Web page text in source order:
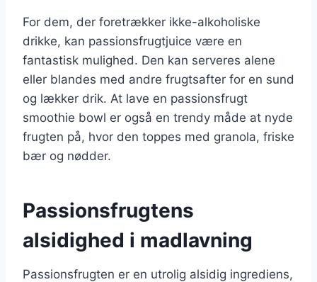
For dem, der foretrækker ikke-alkoholiske
drikke, kan passionsfrugtjuice være en
fantastisk mulighed. Den kan serveres alene
eller blandes med andre frugtsafter for en sund
og lækker drik. At lave en passionsfrugt
smoothie bowl er også en trendy måde at nyde
frugten på, hvor den toppes med granola, friske
bær og nødder.
Passionsfrugtens
alsidighed i madlavning
Passionsfrugten er en utrolig alsidig ingrediens,